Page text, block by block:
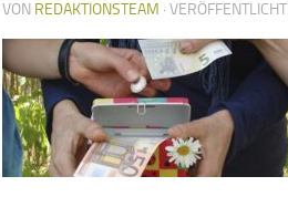
VON REDAKTIONSTEAM · VERÖFFENTLICHT